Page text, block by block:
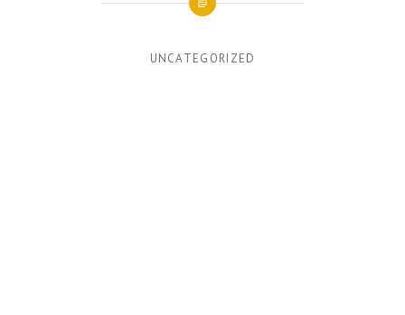
UNCATEGORIZED